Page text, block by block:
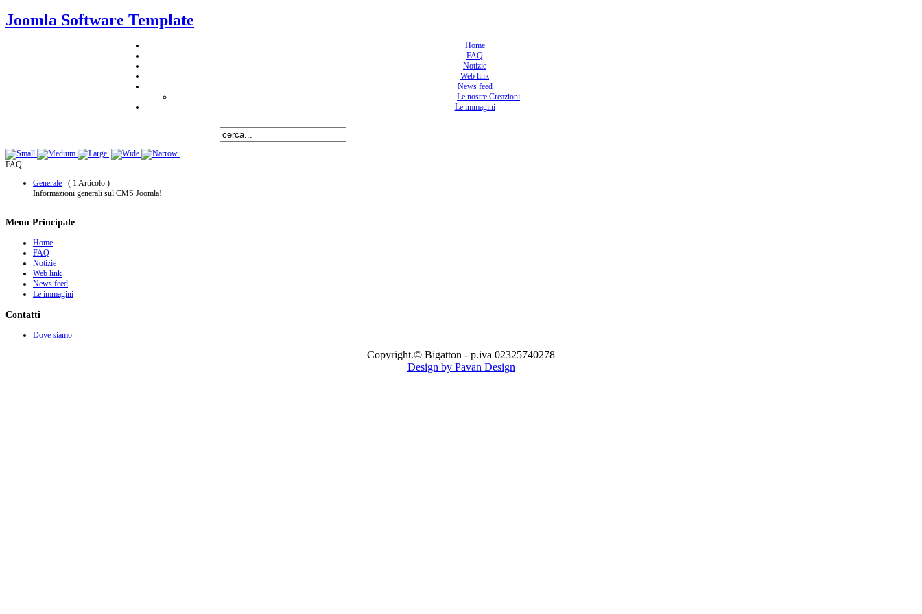
Joomla Software Template
Home
FAQ
Notizie
Web link
News feed
Le nostre Creazioni
Le immagini
FAQ
Generale
( 1 Articolo )
Informazioni generali sul CMS Joomla!
Menu Principale
Home
FAQ
Notizie
Web link
News feed
Le immagini
Contatti
Dove siamo
Copyright.© Bigatton - p.iva 02325740278
Design by Pavan Design